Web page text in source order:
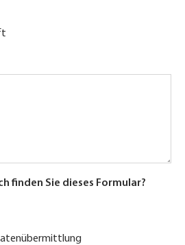
finden Sie dieses Formular?